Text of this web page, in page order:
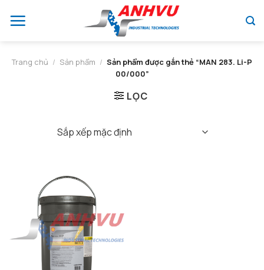
đến
Trang chủ / Sản phẩm / Sản phẩm được gắn thẻ “MAN 283. Li-P
00/000”
LỌC